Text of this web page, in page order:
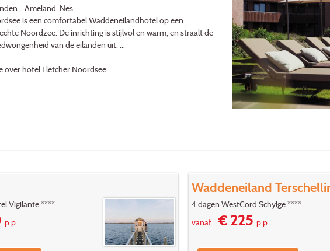
- Ameland-Nes
is een comfortabel Waddeneilandhotel op een
Noordzee. De inrichting is stijlvol en warm, en straalt de
van de eilanden uit. ...
over hotel Fletcher Noordsee
Vigilante ****
p.p.
Waddeneiland
4 dagen WestCord Schylge ****
vanaf € 225 p.p.